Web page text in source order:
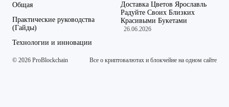
Общая
Практические руководства
(Гайды)
Технологии и инновации
Доставка Цветов Ярославль
Радуйте Своих Близких
Красивыми Букетами
26.06.2026
© 2026 ProBlockchain Все о криптовалютах и блокчейне на одном сайте